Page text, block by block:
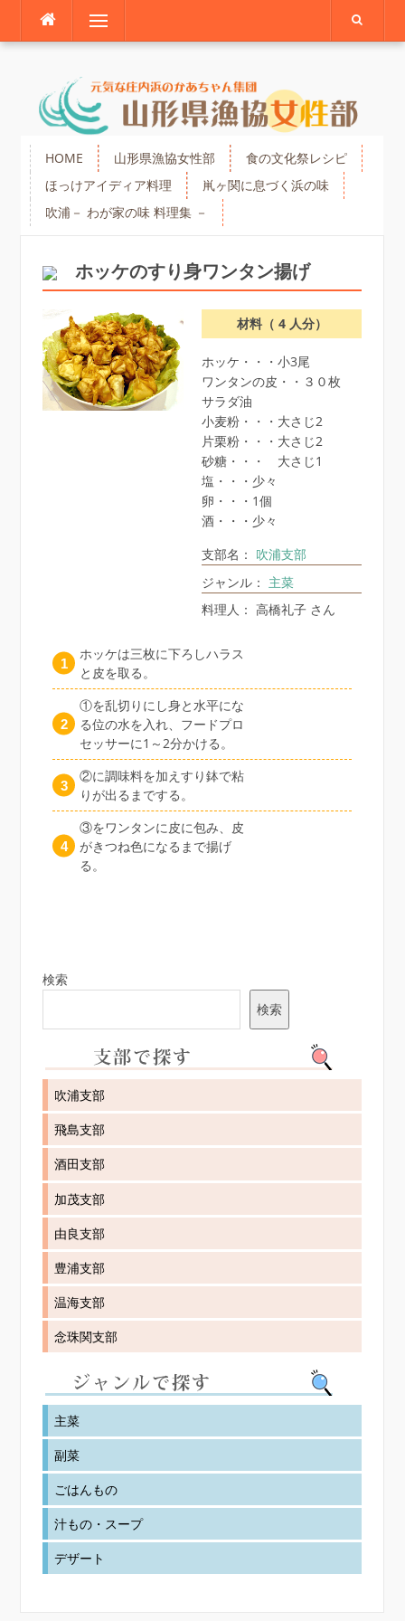
content
Menu
HOME 山形県漁協女性部
食の文化祭レシピ
ほっけアイディア料理
鼡ヶ関に息づく浜の味
吹浦－ わが家の味 料理集 －
ホッケのすり身ワンタン揚げ
材料（ 4 人分）
ホッケ・・・小3尾
ワンタンの皮・・３０枚
サラダ油
小麦粉・・・大さじ2
片栗粉・・・大さじ2
砂糖・・・ 大さじ1
塩・・・少々
卵・・・1個
酒・・・少々
支部名： 吹浦支部
ジャンル： 主菜
料理人： 高橋礼子 さん
ホッケは三枚に下ろしハラス
と皮を取る。
①を乱切りにし身と水平にな
る位の水を入れ、フードプロ
セッサーに1～2分かける。
②に調味料を加えすり鉢で粘
りが出るまでする。
③をワンタンに皮に包み、皮
がきつね色になるまで揚げ
る。
検索
検索
吹浦支部
飛島支部
酒田支部
加茂支部
由良支部
豊浦支部
温海支部
念珠関支部
主菜
副菜
ごはんもの
汁もの・スープ
デザート